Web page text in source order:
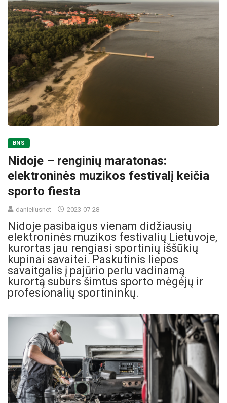
BNS
Nidoje – renginių maratonas:
elektroninės muzikos festivalį keičia
sporto fiesta
danieliusnet 2023-07-28
Nidoje pasibaigus vienam didžiausių
elektroninės muzikos festivalių Lietuvoje,
kurortas jau rengiasi sportinių iššūkių
kupinai savaitei. Paskutinis liepos
savaitgalis į pajūrio perlu vadinamą
kurortą suburs šimtus sporto mėgėjų ir
profesionalių sportininkų.